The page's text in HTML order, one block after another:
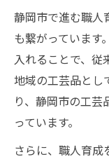
静岡市で進む職人
も繋がっています
入れることで、従
地域の工芸品とし
り、静岡市の工
っています。
さらに、職人育